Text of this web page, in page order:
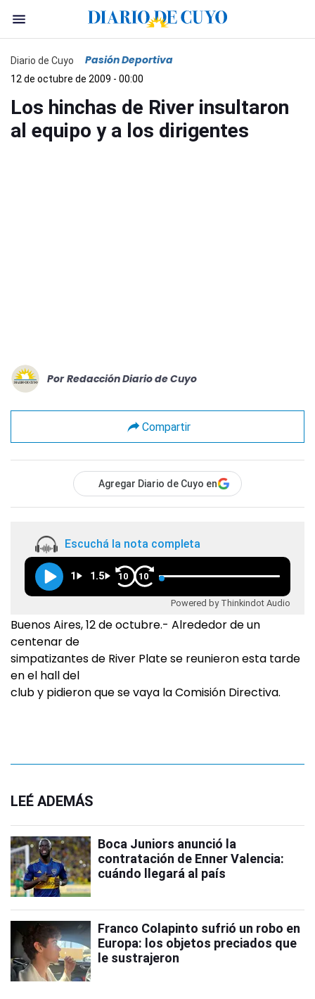
Diario de Cuyo Pasión Deportiva
12 de octubre de 2009 - 00:00
Los hinchas de River insultaron
al equipo y a los dirigentes
Por Redacción Diario de Cuyo
Compartir
Agregar Diario de Cuyo en
Escuchá la nota completa
1 1.5 10 10
Powered by Thinkindot Audio
Buenos Aires, 12 de octubre.- Alrededor de un
centenar de
simpatizantes de River Plate se reunieron esta tarde
en el hall del
club y pidieron que se vaya la Comisión Directiva.
LEÉ ADEMÁS
Boca Juniors anunció la
contratación de Enner Valencia:
cuándo llegará al país
Franco Colapinto sufrió un robo en
Europa: los objetos preciados que
le sustrajeron